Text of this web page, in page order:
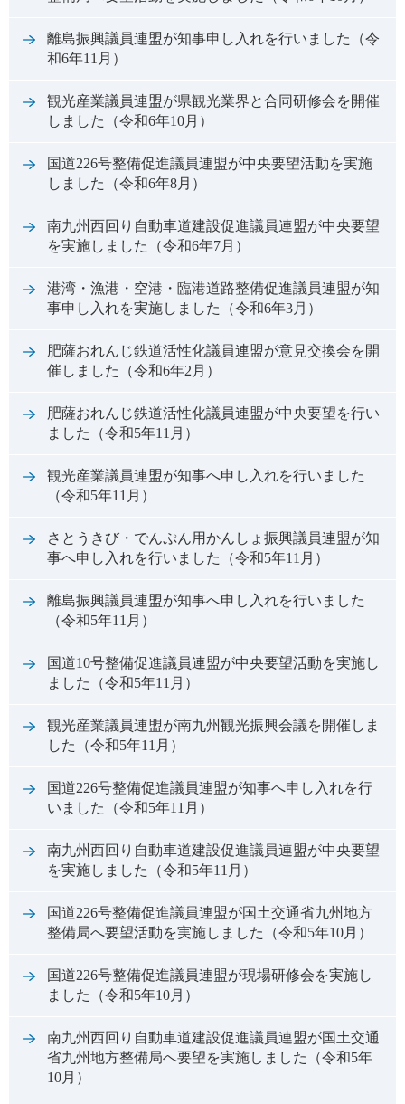
離島振興議員連盟が知事申し入れを行いました（令
和6年11月）
観光産業議員連盟が県観光業界と合同研修会を開催
しました（令和6年10月）
国道226号整備促進議員連盟が中央要望活動を実施
しました（令和6年8月）
南九州西回り自動車道建設促進議員連盟が中央要望
を実施しました（令和6年7月）
港湾・漁港・空港・臨港道路整備促進議員連盟が知
事申し入れを実施しました（令和6年3月）
肥薩おれんじ鉄道活性化議員連盟が意見交換会を開
催しました（令和6年2月）
肥薩おれんじ鉄道活性化議員連盟が中央要望を行い
ました（令和5年11月）
観光産業議員連盟が知事へ申し入れを行いました
（令和5年11月）
さとうきび・でんぷん用かんしょ振興議員連盟が知
事へ申し入れを行いました（令和5年11月）
離島振興議員連盟が知事へ申し入れを行いました
（令和5年11月）
国道10号整備促進議員連盟が中央要望活動を実施し
ました（令和5年11月）
観光産業議員連盟が南九州観光振興会議を開催しま
した（令和5年11月）
国道226号整備促進議員連盟が知事へ申し入れを行
いました（令和5年11月）
南九州西回り自動車道建設促進議員連盟が中央要望
を実施しました（令和5年11月）
国道226号整備促進議員連盟が国土交通省九州地方
整備局へ要望活動を実施しました（令和5年10月）
国道226号整備促進議員連盟が現場研修会を実施し
ました（令和5年10月）
南九州西回り自動車道建設促進議員連盟が国土交通
省九州地方整備局へ要望を実施しました（令和5年
10月）